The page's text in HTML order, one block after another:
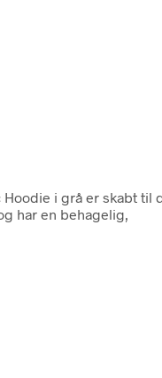
i grå er skabt
har en behagelig,